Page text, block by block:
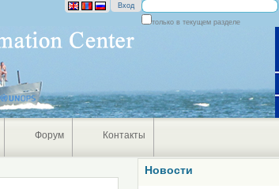
Поиск
только в текущем разделе
Вход
Форум Контакты
Новости